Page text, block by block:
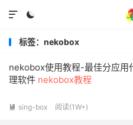


标签：nekobox
nekobox使用教程-最佳分应用
理软件 nekobox教程
 sing-box 阅读(1W+)